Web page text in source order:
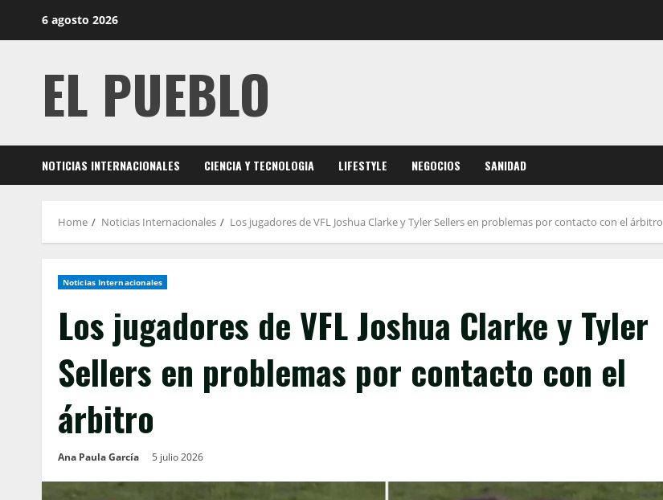
6 agosto 2026
EL PUEBLO
NOTICIAS INTERNACIONALES CIENCIA Y TECNOLOGIA LIFESTYLE NEGOCIOS SANIDAD
Home Noticias Internacionales Los jugadores de VFL Joshua Clarke y Tyler Sellers en problemas por contacto con el árbitro
Noticias Internacionales
Los jugadores de VFL Joshua Clarke y Tyler
Sellers en problemas por contacto con el
árbitro
Ana Paula García 5 julio 2026